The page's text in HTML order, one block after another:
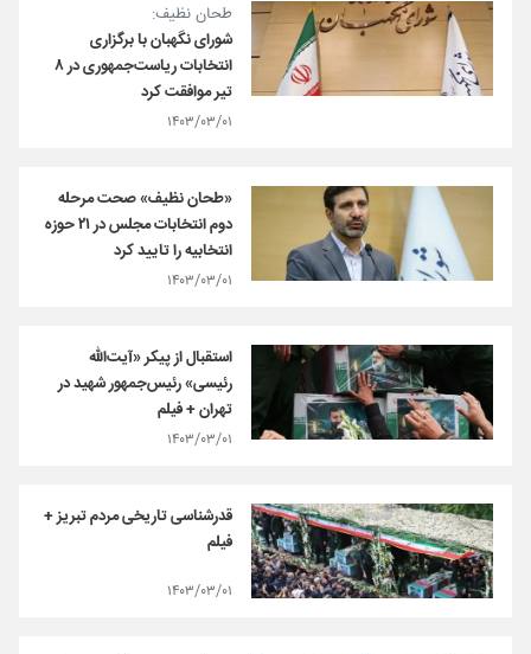
طحان نظیف:
شورای‌ نگهبان با برگزاری
انتخابات ریاست‌جمهوری در ۸
تیر موافقت کرد
۱۴۰۳/۰۳/۰۱
«طحان نظیف» صحت مرحله
دوم انتخابات مجلس در ۲۱ حوزه
انتخابیه را تایید کرد
۱۴۰۳/۰۳/۰۱
استقبال از پیکر «آیت‌الله
رئیسی» رئیس‌جمهور شهید در
تهران + فیلم
۱۴۰۳/۰۳/۰۱
قدرشناسی تاریخی مردم تبریز +
فیلم
۱۴۰۳/۰۳/۰۱